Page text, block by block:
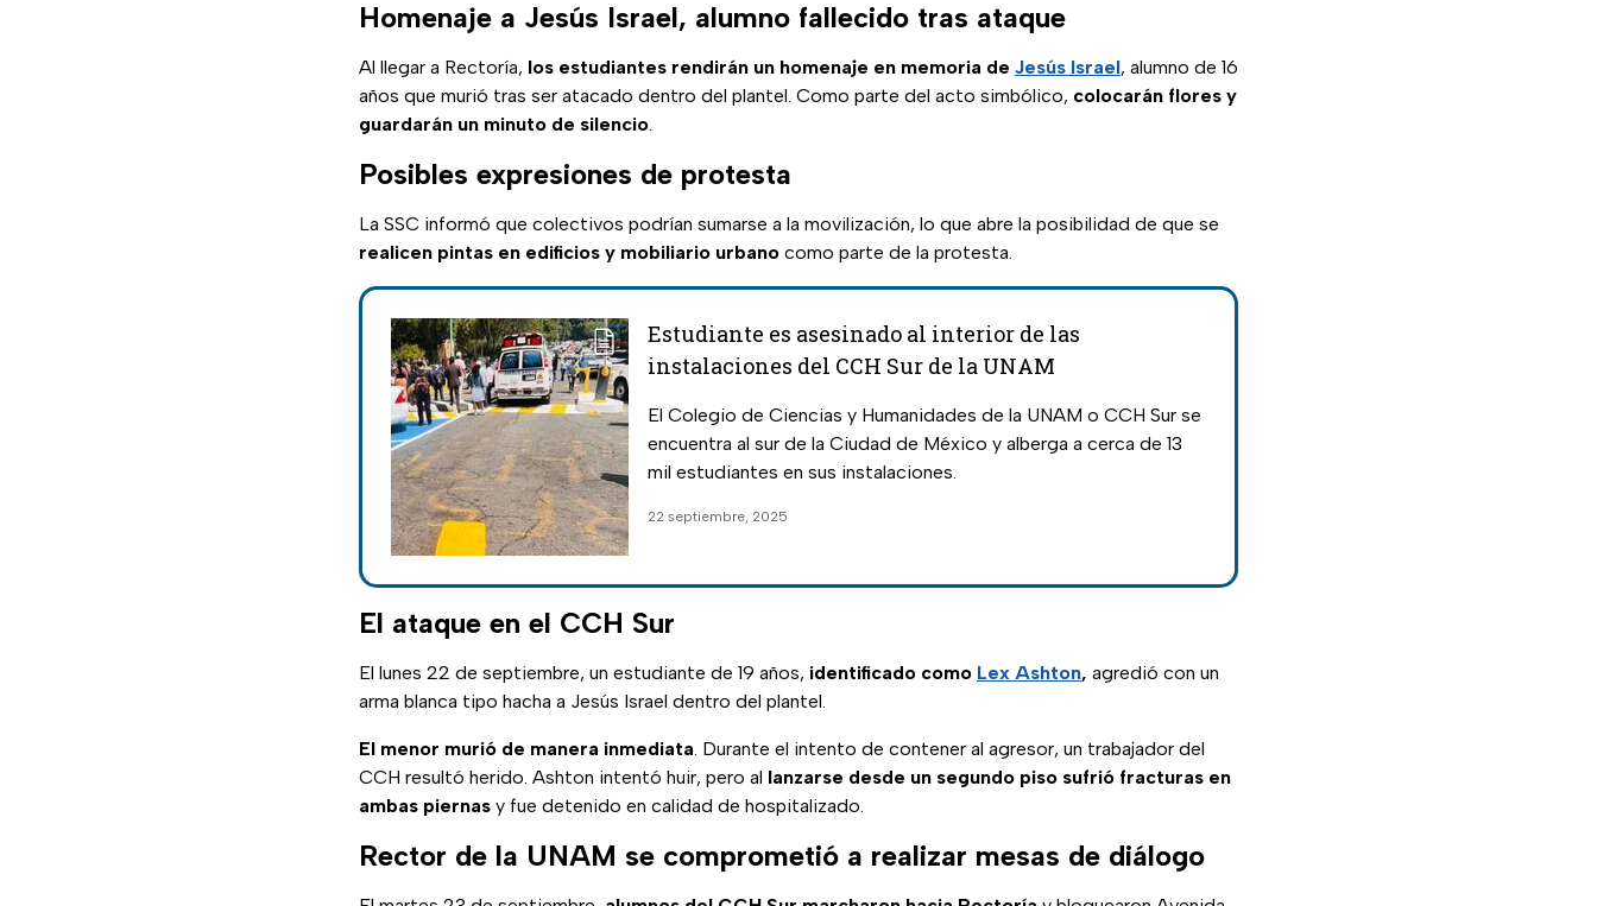
Homenaje a Jesús Israel, alumno fallecido tras ataque
Al llegar a Rectoría, los estudiantes rendirán un homenaje en memoria de Jesús Israel, alumno de 16
años que murió tras ser atacado dentro del plantel. Como parte del acto simbólico, colocarán flores y
guardarán un minuto de silencio
Posibles expresiones de protesta
La SSC informó que colectivos podrían sumarse a la movilización, lo que abre la posibilidad de que se
realicen pintas en edificios y mobiliario urbano como parte de la protesta.
Estudiante es asesinado al interior de las
instalaciones del CCH Sur de la UNAM
El Colegio de Ciencias y Humanidades de la UNAM o CCH Sur se
encuentra al sur de la Ciudad de México y alberga a cerca de 13
mil estudiantes en sus instalaciones.
22 septiembre, 2025
El ataque en el CCH Sur
El lunes 22 de septiembre, un estudiante de 19 años, identificado como Lex Ashton, agredió con un
arma blanca tipo hacha a Jesús Israel dentro del plantel.
El menor murió de manera inmediata . Durante el intento de contener al agresor, un trabajador del
CCH resultó herido. Ashton intentó huir, pero al lanzarse desde un segundo piso sufrió fracturas en
ambas piernas y fue detenido en calidad de hospitalizado.
Rector de la UNAM se comprometió a realizar mesas de diálogo